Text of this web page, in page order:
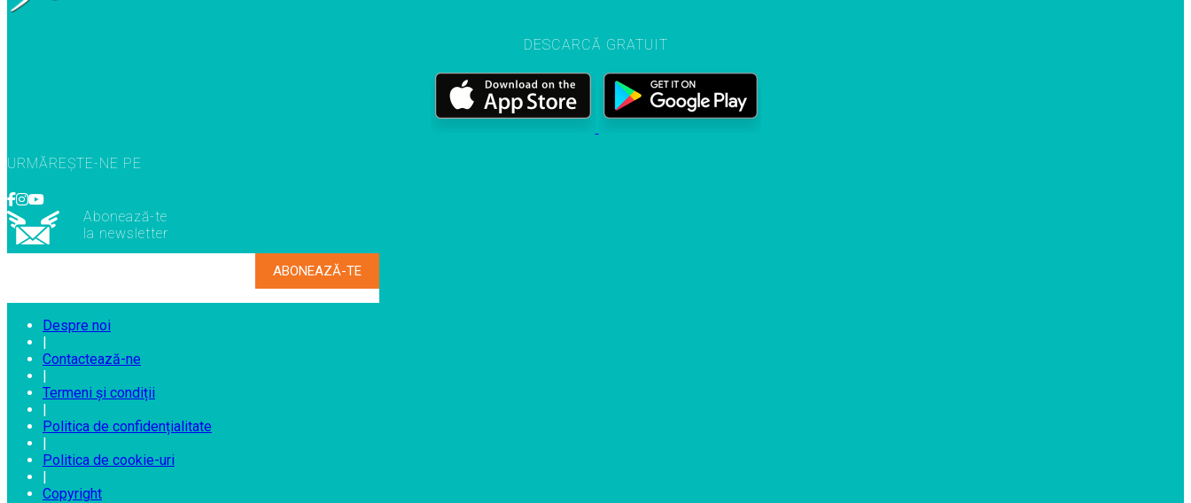
DESCARCĂ GRATUIT
URMĂREȘTE-NE PE
Abonează-te
la newsletter
Despre noi
|
Contactează-ne
|
Termeni și condiții
|
Politica de confidențialitate
|
Politica de cookie-uri
|
Copyright